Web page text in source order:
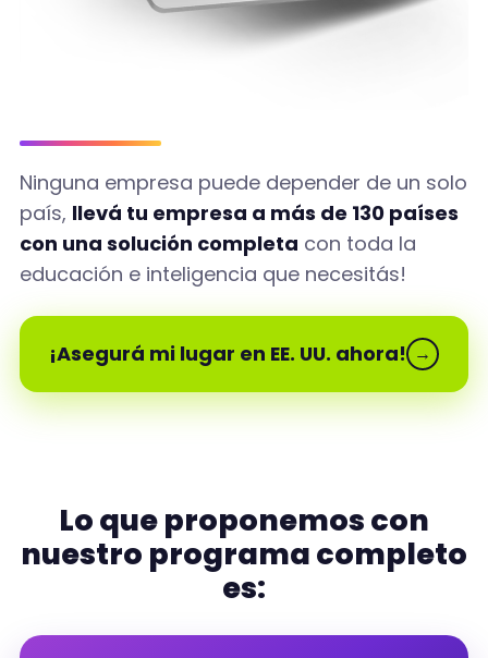
Ninguna empresa puede depender de un solo
país, llevá tu empresa a más de 130 países
con una solución completa con toda la
educación e inteligencia que necesitás!
¡Asegurá mi lugar en EE. UU. ahora! →
Lo que proponemos con
nuestro programa completo
es: